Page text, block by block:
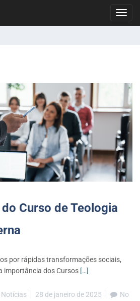
Curso de Teologia
por rápidas transformações sociais,
importância dos Cursos […]
Notícias 28 de janeiro de 2025
No